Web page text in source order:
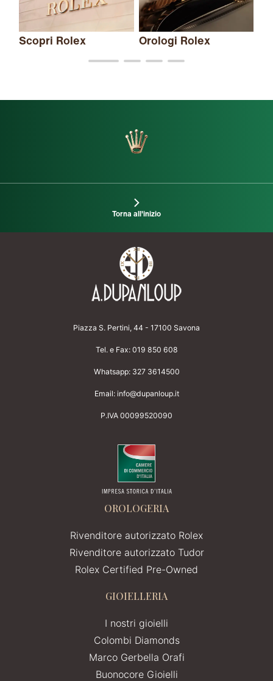
Scopri Rolex Orologi Rolex
Torna all'inizio
Piazza S. Pertini, 44 - 17100 Savona
Tel. e Fax: 019 850 608
Whatsapp: 327 3614500
Email: info@dupanloup.it
P.IVA 00099520090
OROLOGERIA
Rivenditore autorizzato Rolex
Rivenditore autorizzato Tudor
Rolex Certified Pre-Owned
GIOIELLERIA
I nostri gioielli
Colombi Diamonds
Marco Gerbella Orafi
Buonocore Gioielli